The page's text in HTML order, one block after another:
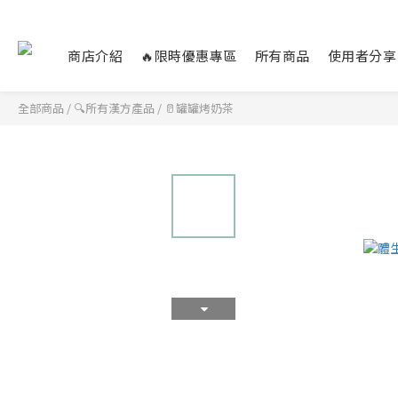
商店介紹 🔥限時優惠專區 所有商品 使用者分享
全部商品 / 🔍所有漢方產品 / 🥛罐罐烤奶茶